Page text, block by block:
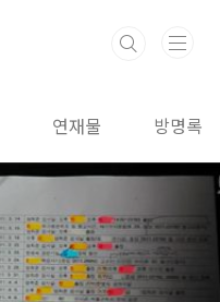
연재물 방명록